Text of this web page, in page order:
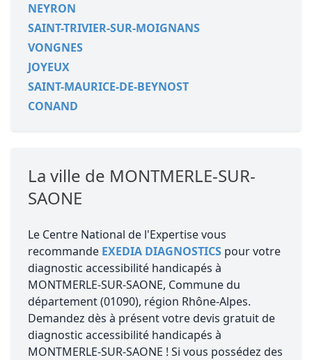
NEYRON
SAINT-TRIVIER-SUR-MOIGNANS
VONGNES
JOYEUX
SAINT-MAURICE-DE-BEYNOST
CONAND
La ville de MONTMERLE-SUR-
SAONE
Le Centre National de l'Expertise vous
recommande EXEDIA DIAGNOSTICS pour votre
diagnostic accessibilité handicapés à
MONTMERLE-SUR-SAONE, Commune du
département (01090), région Rhône-Alpes.
Demandez dès à présent votre devis gratuit de
diagnostic accessibilité handicapés à
MONTMERLE-SUR-SAONE ! Si vous possédez des